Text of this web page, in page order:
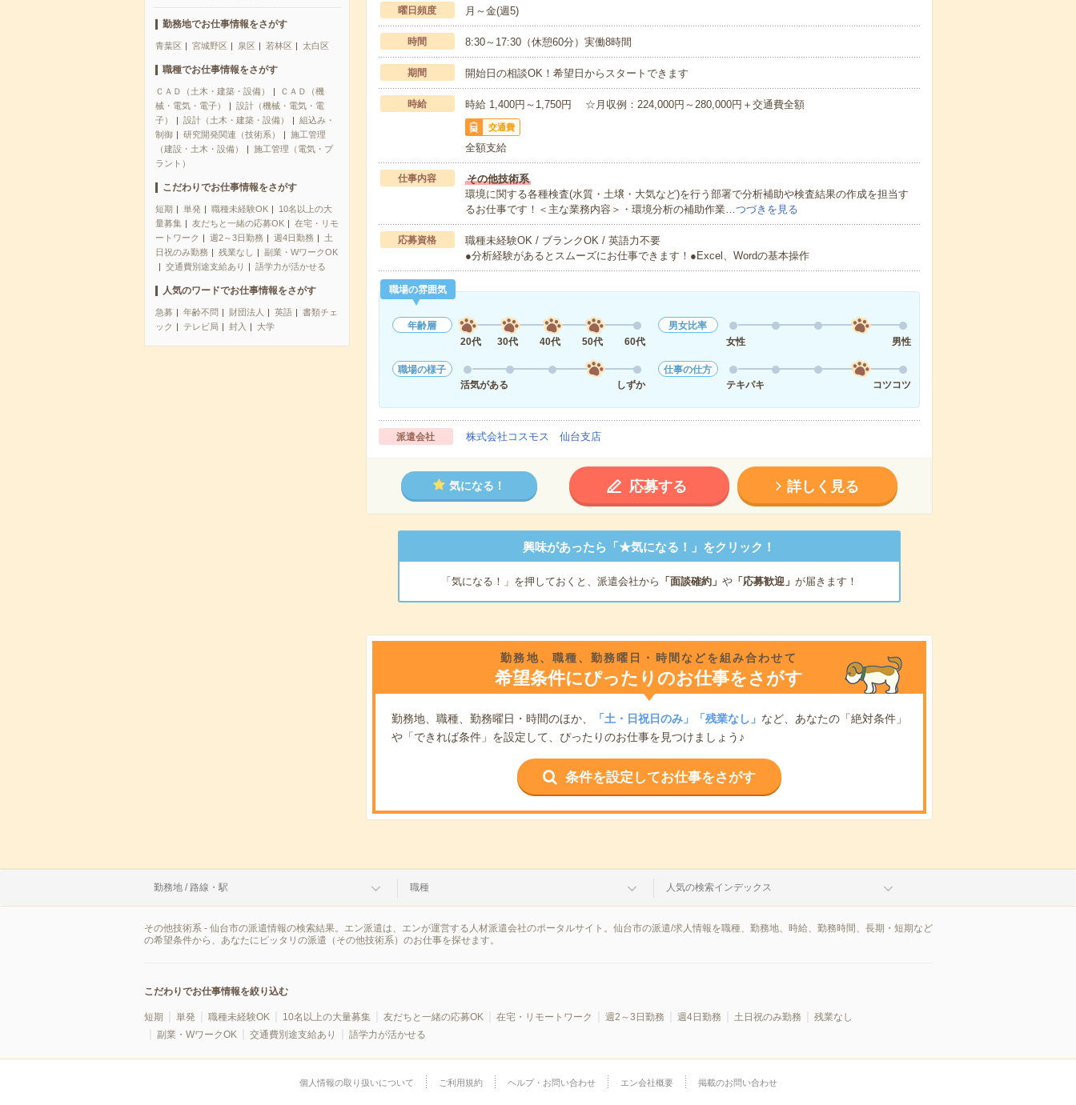
勤務地でお仕事情報をさがす
青葉区 宮城野区 泉区 若林区 太白区
職種でお仕事情報をさがす
ＣＡＤ（土木・建築・設備）
ＣＡＤ（機
械・電気・電子）
設計（機械・電気・電
子）
設計（土木・建築・設備）
組込み・
制御
研究開発関連（技術系）
施工管理
（建設・土木・設備）
施工管理（電気・プ
ラント）
こだわりでお仕事情報をさがす
短期 単発 職種未経験OK
10名以上の大
量募集
友だちと一緒の応募OK
在宅・リモ
ートワーク
週2～3日勤務 週4日勤務
土
日祝のみ勤務
残業なし
副業・WワークOK
交通費別途支給あり
語学力が活かせる
人気のワードでお仕事情報をさがす
急募 年齢不問 財団法人 英語
書類チェ
ック
テレビ局 封入 大学
曜日頻度 月～金(週5)
時間 8:30～17:30（休憩60分）実働8時間
期間 開始日の相談OK！希望日からスタートできます
時給 時給 1,400円～1,750円 ☆月収例：224,000円～280,000円＋交通費全額
交通費
全額支給
仕事内容
その他技術系
環境に関する各種検査(水質・土壌・大気など)を行う部署で分析補助や検査結果の作成を担当す
るお仕事です！＜主な業務内容＞・環境分析の補助作業…つづきを見る
応募資格
職種未経験OK / ブランクOK / 英語力不要
●分析経験があるとスムーズにお仕事できます！●Excel、Wordの基本操作
職場の雰囲気
年齢層
20代
30代 40代 50代 60代
男女比率
女性
男性
職場の様子
活気がある
しずか
仕事の仕方
テキパキ
コツコツ
派遣会社 株式会社コスモス 仙台支店
気になる！ 応募する 詳しく見る
興味があったら「★気になる！」をクリック！
「気になる！」を押しておくと、派遣会社から 「面談確約」 や「応募歓迎」 が届きます！
勤務地、職種、勤務曜日・時間などを組み合わせて
希望条件にぴったりのお仕事をさがす
勤務地、職種、勤務曜日・時間のほか、 「土・日祝日のみ」「残業なし」 など、あなたの「絶対条件」
や「できれば条件」を設定して、ぴったりのお仕事を見つけましょう♪
条件を設定してお仕事をさがす
勤務地 / 路線・駅 職種 人気の検索インデックス
その他技術系 - 仙台市の派遣情報の検索結果。エン派遣は、エンが運営する人材派遣会社のポータルサイト。仙台市の派遣/求人情報を職種、勤務地、時給、勤務時間、長期・短期など
の希望条件から、あなたにピッタリの派遣（その他技術系）のお仕事を探せます。
こだわりでお仕事情報を絞り込む
短期 単発 職種未経験OK 10名以上の大量募集 友だちと一緒の応募OK 在宅・リモートワーク 週2～3日勤務 週4日勤務 土日祝のみ勤務
残業なし
副業・WワークOK
交通費別途支給あり 語学力が活かせる
個人情報の取り扱いについて ご利用規約 ヘルプ・お問い合わせ エン会社概要 掲載のお問い合わせ